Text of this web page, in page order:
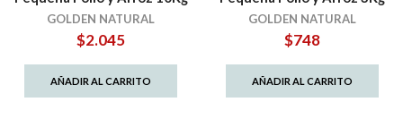
GOLDEN NATURAL
$2.045
AÑADIR AL CARRITO
GOLDEN NATURAL
$748
AÑADIR AL CARRITO